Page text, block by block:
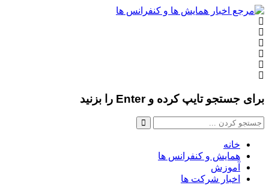
برای جستجو تایپ کرده و Enter را بزنید
خانه
همایش و کنفرانس ها
آموزش
اخبار شرکت ها